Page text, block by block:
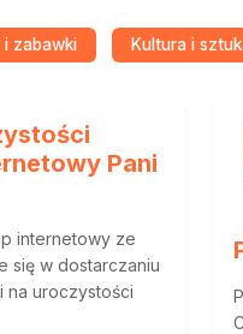
i zabawki Kultura i
Pani
internetowy ze
się w dostarczaniu
na uroczystości